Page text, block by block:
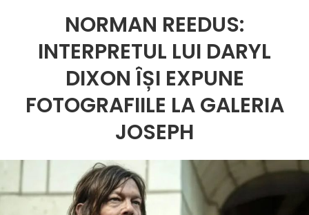
NORMAN REEDUS:
INTERPRETUL LUI DARYL
DIXON ÎȘI EXPUNE
FOTOGRAFIILE LA GALERIA
JOSEPH